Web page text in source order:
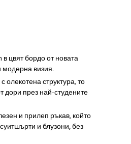
цвят бордо от новата
модерна визия.
структура, то
дори през най-студените
и прилеп ръкав, който
и блузони, без